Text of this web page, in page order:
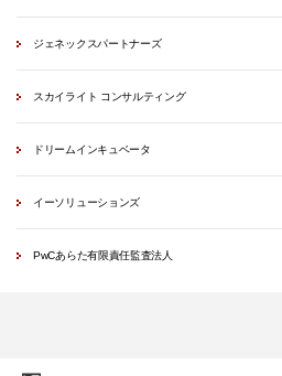
ジェネックスパートナーズ
スカイライト コンサルティング
ドリームインキュベータ
イーソリューションズ
PwCあらた有限責任監査法人